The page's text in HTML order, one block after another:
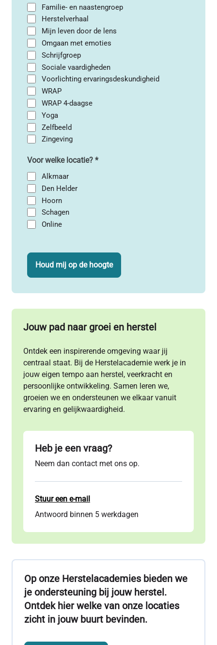
Familie- en naastengroep
Herstelverhaal
Mijn leven door de lens
Omgaan met emoties
Schrijfgroep
Sociale vaardigheden
Voorlichting ervaringsdeskundigheid
WRAP
WRAP 4-daagse
Yoga
Zelfbeeld
Zingeving
Voor welke locatie? *
Alkmaar
Den Helder
Hoorn
Schagen
Online
Houd mij op de hoogte
Jouw pad naargroei en herstel
Ontdek een inspirerende omgeving waar jij
centraal staat. Bij de Herstelacademie werk je in
jouw eigen tempo aan herstel, veerkracht en
persoonlijke ontwikkeling. Samen leren we,
groeien we en ondersteunen we elkaar vanuit
ervaring en gelijkwaardigheid.
Heb je een vraag?
Neem dan contact met ons op.
Stuur een e-mail
Antwoord binnen 5 werkdagen
Op onze Herstelacademies bieden we
je ondersteuning bij jouw herstel.
Ontdek hier welke van onze locaties
zicht in jouw buurt bevinden.